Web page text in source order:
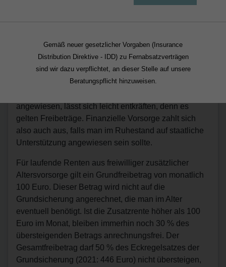
Freiwillige Altersvorsorge lohnt sich auch für
Teilzeitkräfte und Geringverdiener. Das
Standardargument gegen Altersvorsorge, man sei
angewiesen, lässt sich leicht entkräften, denn es
gelten Freibeträge. Finanzielle Vorsorge zahlt sich
also auch aus, falls man im Ruhestand auf staatliche
Unterstützung angewiesen sein sollte.
Für laufende Renten aus freiwilliger zusätzlicher
Altersvorsorge gilt ein Grundfreibetrag von monatlich
100 Euro. Dieser Betrag wird nicht auf die
Grundsicherung angerechnet, die man im Alter
eventuell benötigt. Ist die Zusatzrente höher als 100
Euro im Monat, bleiben immerhin noch 30 % des
übersteigenden Betrags anrechnungsfrei. Der
Gesamtfreibetrag darf 50 % des Eckregelsatzes der
Grundsicherung (2021: 446 Euro) nicht übersteigen,
Gemäß neuer gesetzlicher Vorgaben (Insurance
Distribution Direktive - IDD) zu Fernabsatzverträgen
sind wir dazu verpflichtet, an dieser Stelle auf unsere
Beratungspflicht hinzuweisen.